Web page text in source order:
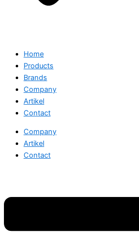
Home
Products
Brands
Company
Artikel
Contact
Company
Artikel
Contact